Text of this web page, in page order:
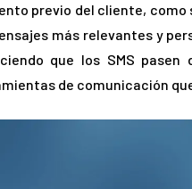
previo del cliente,
más relevantes y
que los SMS
de comunicación